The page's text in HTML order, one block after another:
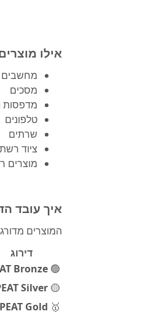
אילו
מחשבים
מסכים
מדפסות
טלפונים
שרתים
ציוד רשת
מוצרים
איך עובד
המוצרים
דירוג
🟢
Bronze
🟡
Silver
🥇
Gold